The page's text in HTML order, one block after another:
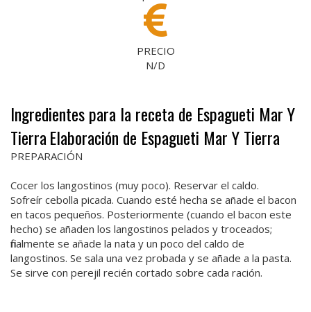
PRECIO
N/D
Ingredientes para la receta de Espagueti Mar Y
TierraElaboración de Espagueti Mar Y Tierra
PREPARACIÓN
Cocer los langostinos (muy poco). Reservar el caldo.
Sofreír cebolla picada. Cuando esté hecha se añade el bacon
en tacos pequeños. Posteriormente (cuando el bacon este
hecho) se añaden los langostinos pelados y troceados;
finalmente se añade la nata y un poco del caldo de
langostinos. Se sala una vez probada y se añade a la pasta.
Se sirve con perejil recién cortado sobre cada ración.